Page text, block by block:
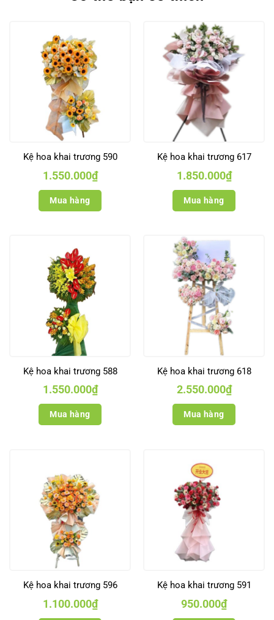
Kệ hoa khai trương 590
1.550.000₫
Mua hàng
Kệ hoa khai trương 617
1.850.000₫
Mua hàng
Kệ hoa khai trương 588
1.550.000₫
Mua hàng
Kệ hoa khai trương 618
2.550.000₫
Mua hàng
Kệ hoa khai trương 596
1.100.000₫
Kệ hoa khai trương 591
950.000₫